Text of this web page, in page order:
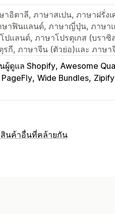
อิตาลี, ภาษาสเปน, ภาษาฝรั่ง
าฟินแลนด์, ภาษาญี่ปุ่น, ภาษาเ
แลนด์, ภาษาโปรตุเกส (บราซิ
กี, ภาษาจีน (ตัวย่อ)และ ภาษา
ผู้ดูแล Shopify Awesome
PageFly Wide Bundles
สินค้าอื่นที่คล้ายกัน